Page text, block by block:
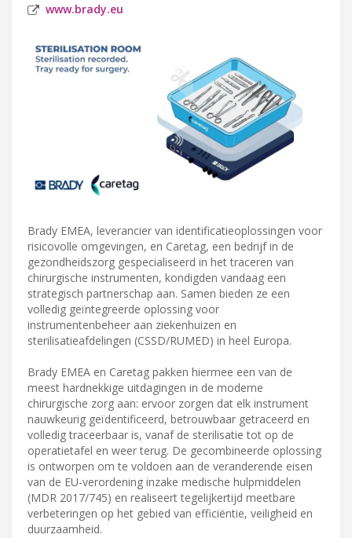
www.brady.eu
Brady EMEA, leverancier van identificatieoplossingen voor
risicovolle omgevingen, en Caretag, een bedrijf in de
gezondheidszorg gespecialiseerd in het traceren van
chirurgische instrumenten, kondigden vandaag een
strategisch partnerschap aan. Samen bieden ze een
volledig geïntegreerde oplossing voor
instrumentenbeheer aan ziekenhuizen en
sterilisatieafdelingen (CSSD/RUMED) in heel Europa.
Brady EMEA en Caretag pakken hiermee een van de
meest hardnekkige uitdagingen in de moderne
chirurgische zorg aan: ervoor zorgen dat elk instrument
nauwkeurig geïdentificeerd, betrouwbaar getraceerd en
volledig traceerbaar is, vanaf de sterilisatie tot op de
operatietafel en weer terug. De gecombineerde oplossing
is ontworpen om te voldoen aan de veranderende eisen
van de EU-verordening inzake medische hulpmiddelen
(MDR 2017/745) en realiseert tegelijkertijd meetbare
verbeteringen op het gebied van efficiëntie, veiligheid en
duurzaamheid.